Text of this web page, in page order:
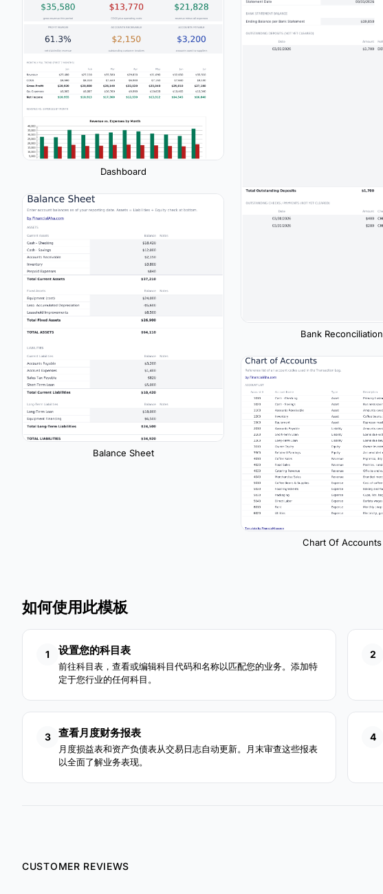
Dashboard
Balance Sheet
Bank Reconciliation
Chart Of Accounts
如何使用此模板
1 设置您的科目表
前往科目表，查看或编辑科目代码和名称以匹配您的业务。添加特
定于您行业的任何科目。
2
3 查看月度财务报表
月度损益表和资产负债表从交易日志自动更新。月末审查这些报表
以全面了解业务表现。
4
CUSTOMER REVIEWS